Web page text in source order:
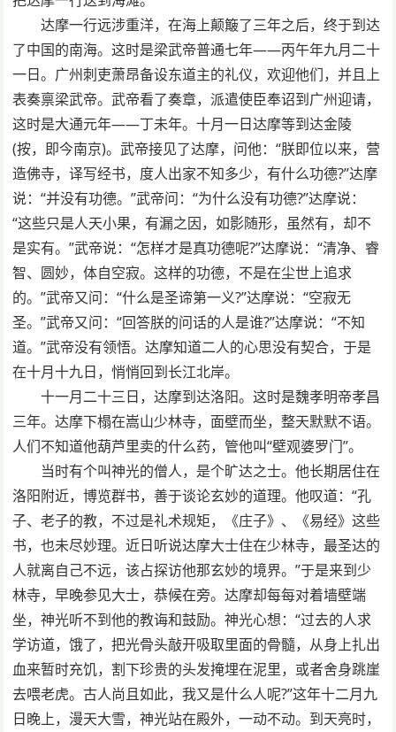
达摩一行远涉重洋，在海上颠簸了三年之后，终于到达
了中国的南海。这时是梁武帝普通七年——丙午年九月二十
一日。广州刺吏萧昂备设东道主的礼仪，欢迎他们，并且上
表奏禀梁武帝。武帝看了奏章，派遣使臣奉诏到广州迎请，
这时是大通元年——丁未年。十月一日达摩等到达金陵
(按，即今南京)。武帝接见了达摩，问他：“朕即位以来，营
造佛寺，译写经书，度人出家不知多少，有什么功德?”达摩
说：“并没有功德。”武帝问：“为什么没有功德?”达摩说：
“这些只是人天小果，有漏之因，如影随形，虽然有，却不
是实有。”武帝说：“怎样才是真功德呢?”达摩说：“清净、睿
智、圆妙，体自空寂。这样的功德，不是在尘世上追求
的。”武帝又问：“什么是圣谛第一义?”达摩说：“空寂无
圣。”武帝又问：“回答朕的问话的人是谁?”达摩说：“不知
道。”武帝没有领悟。达摩知道二人的心思没有契合，于是
在十月十九日，悄悄回到长江北岸。
十一月二十三日，达摩到达洛阳。这时是魏孝明帝孝昌
三年。达摩下榻在嵩山少林寺，面壁而坐，整天默默不语。
人们不知道他葫芦里卖的什么药，管他叫“壁观婆罗门”。
当时有个叫神光的僧人，是个旷达之士。他长期居住在
洛阳附近，博览群书，善于谈论玄妙的道理。他叹道：“孔
子、老子的教，不过是礼术规矩，《庄子》、《易经》这些
书，也未尽妙理。近日听说达摩大士住在少林寺，最圣达的
人就离自己不远，该占探访他那玄妙的境界。”于是来到少
林寺，早晚参见大士，恭候在旁。达摩却每每对着墙壁端
坐，神光听不到他的教诲和鼓励。神光心想：“过去的人求
学访道，饿了，把光骨头敲开吸取里面的骨髓，从身上扎出
血来暂时充饥，割下珍贵的头发掩埋在泥里，或者舍身跳崖
去喂老虎。古人尚且如此，我又是什么人呢?”这年十二月九
日晚上，漫天大雪，神光站在殿外，一动不动。到天亮时，